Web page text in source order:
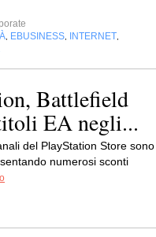
, EBUSINESS, INTERNET,
Battlefield
EA negli...
del PlayStation Store sono
numerosi sconti